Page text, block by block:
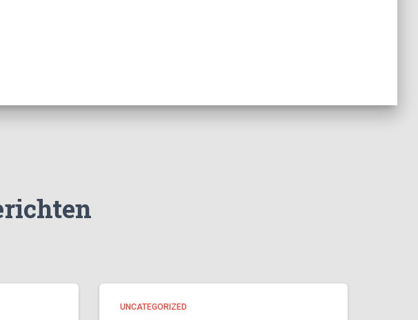
UNCATEGORIZED